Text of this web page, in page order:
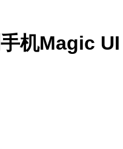
机Magic UI